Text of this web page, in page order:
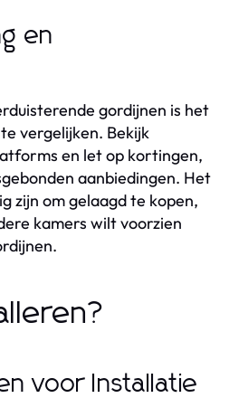
en
gordijnen is het
vergelijken. Bekijk
en let op kortingen,
aanbiedingen. Het
zijn om gelaagd te kopen,
kamers wilt voorzien
voor Installatie